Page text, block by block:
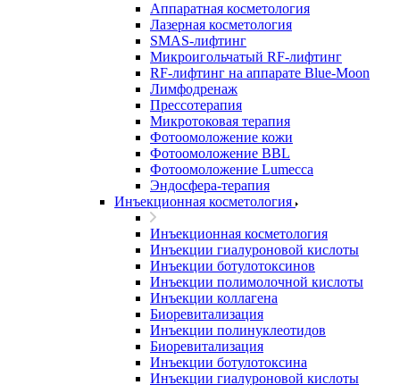
Аппаратная косметология
Лазерная косметология
SMAS-лифтинг
Микроигольчатый RF-лифтинг
RF-лифтинг на аппарате Blue-Moon
Лимфодренаж
Прессотерапия
Микротоковая терапия
Фотоомоложение кожи
Фотоомоложение BBL
Фотоомоложение Lumecca
Эндосфера-терапия
Инъекционная косметология
Инъекционная косметология
Инъекции гиалуроновой кислоты
Инъекции ботулотоксинов
Инъекции полимолочной кислоты
Инъекции коллагена
Биоревитализация
Инъекции полинуклеотидов
Биоревитализация
Инъекции ботулотоксина
Инъекции гиалуроновой кислоты